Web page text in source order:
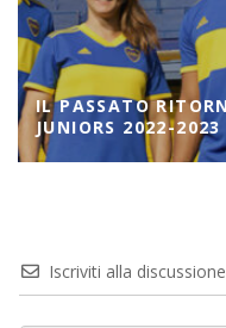
IL PASSATO
JUNIORS 2022-2023
Iscriviti alla discussione